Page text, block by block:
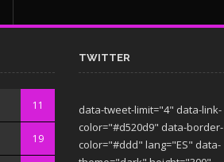
11
19
TWITTER
data-tweet-limit="4" data-link-
color="#d520d9" data-border-
color="#ddd" lang="ES" data-